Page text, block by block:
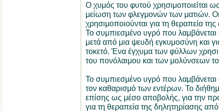
Ο χυμός του φυτού χρησιμοποιείται
μείωση των φλεγμονών των ματιών.
χρησιμοποιούνται για τη θεραπεία
Το συμπιεσμένο υγρό που λαμβάνεται
μετά από μια ψευδή εγκυμοσύνη και
τοκετό. Ένα έγχυμα των φύλλων
του πονόλαιμου και των μολύνσεων
Το συμπιεσμένο υγρό που λαμβάνεται
τον καθαρισμό των εντέρων. Το
επίσης ως μέσο αποβολής, για την
για τη θεραπεία της δηλητηρίασης